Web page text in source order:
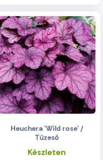
Heuchera 'Wild rose' /
Tűzeső
Készleten